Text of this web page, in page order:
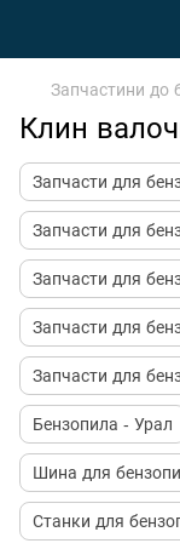
Запчастини до
Клин
Запчасти для
Запчасти для
Запчасти для
Запчасти для
Запчасти для
Бензопила - Урал
Шина для
Станки для